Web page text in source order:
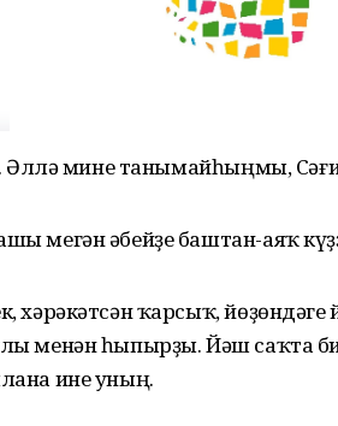
Әллә мине танымайһыңмы,
мегән әбейҙе баштан-аяҡ
хәрәкәтсән ҡарсыҡ,
менән һыпырҙы. Йәш саҡта
ине уның.